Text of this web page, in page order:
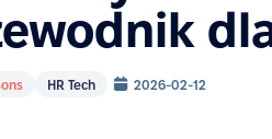
HR Tech 2026-02-12